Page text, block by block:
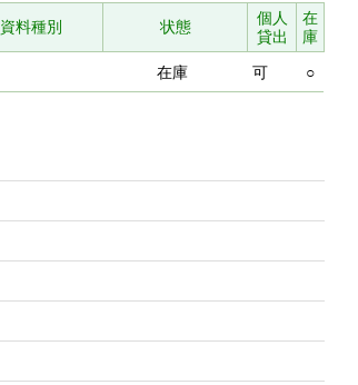
資料種別 状態
個人
貸出
在
庫
在庫 可 ○